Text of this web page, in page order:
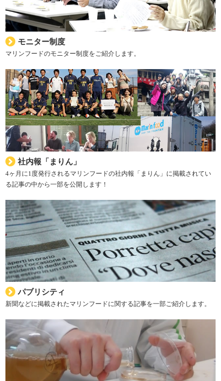
モニター制度
マリンフードのモニター制度をご紹介します。
社内報「まりん」
4ヶ月に1度発行されるマリンフードの社内報「まりん」に掲載されてい
る記事の中から一部を公開します！
パブリシティ
新聞などに掲載されたマリンフードに関する記事を一部ご紹介します。